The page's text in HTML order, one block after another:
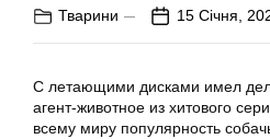
Тварини 15 Січня,
С летающими дисками имел
агент-животное из хитового
всему миру популярность